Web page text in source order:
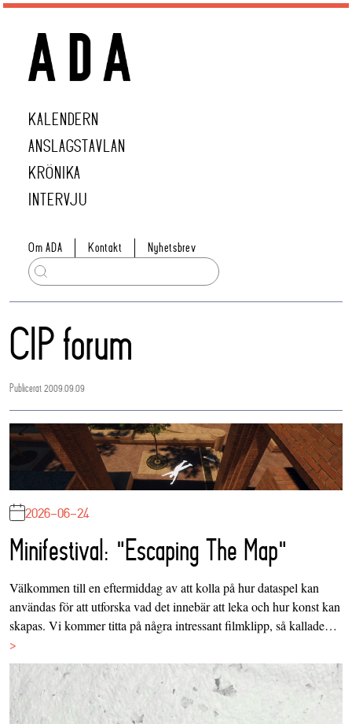
KALENDERN
ANSLAGSTAVLAN
KRÖNIKA
INTERVJU
Om ADA Kontakt Nyhetsbrev
CIP forum
Publicerat 2009.09.09
2026-06-24
Minifestival: "Escaping The Map"
Välkommen till en eftermiddag av att kolla på hur dataspel kan
användas för att utforska vad det innebär att leka och hur konst kan
skapas. Vi kommer titta på några intressant filmklipp, så kallade…
>